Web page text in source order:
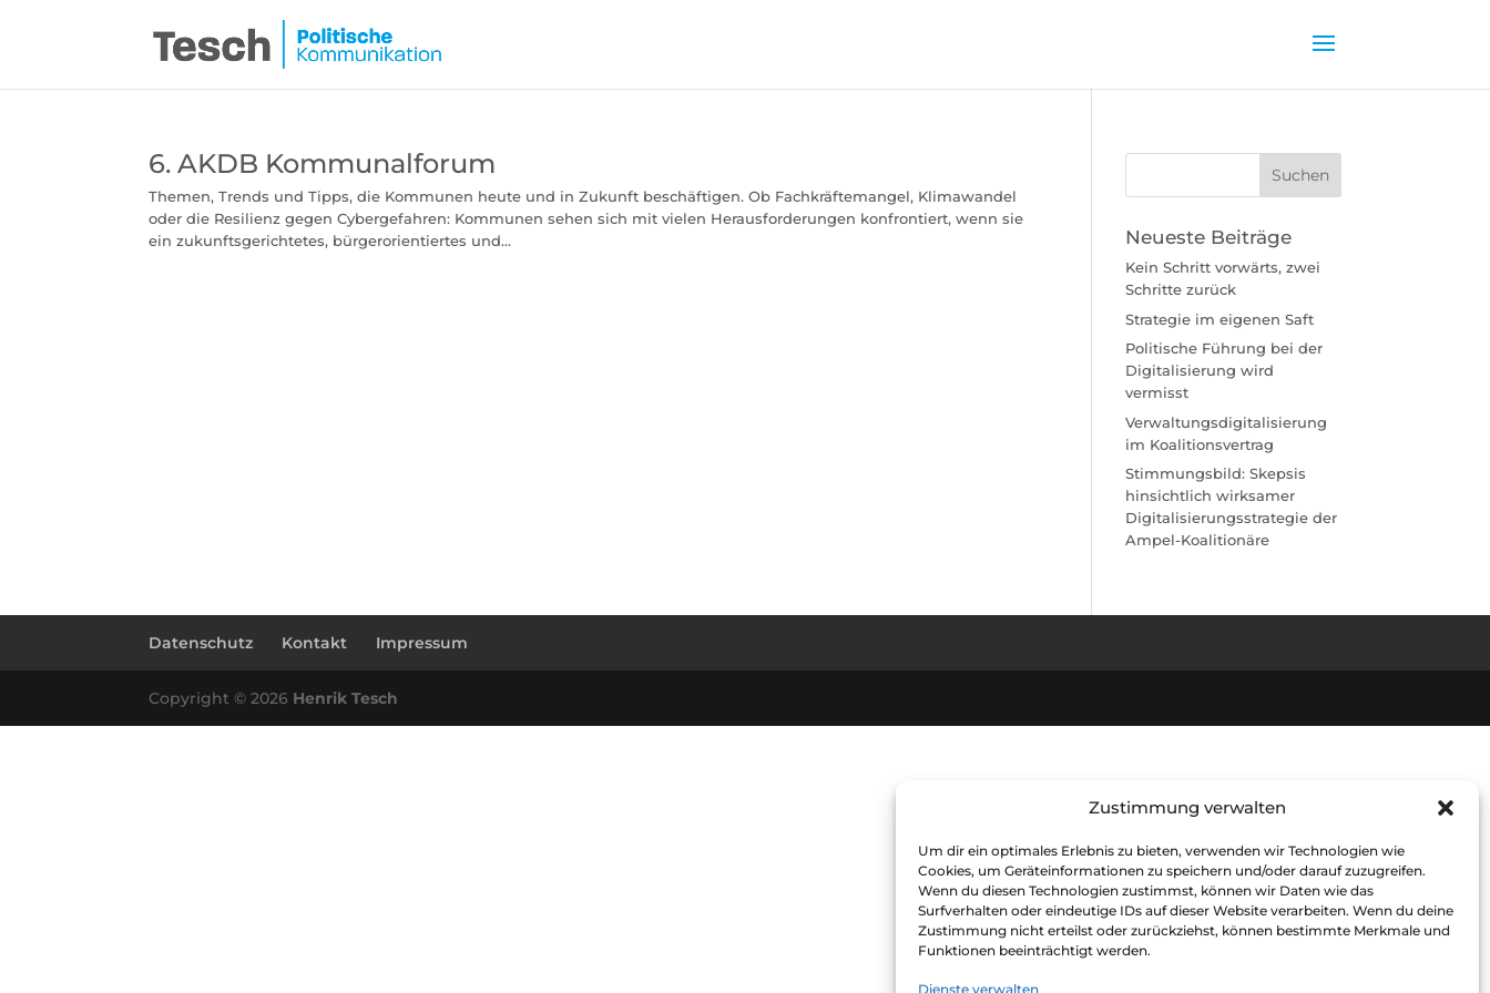
Zustimmung verwalten
Um dir ein optimales Erlebnis zu bieten, verwenden wir Technologien wie
Cookies, um Geräteinformationen zu speichern und/oder darauf zuzugreifen.
Wenn du diesen Technologien zustimmst, können wir Daten wie das
Surfverhalten oder eindeutige IDs auf dieser Website verarbeiten. Wenn du deine
Zustimmung nicht erteilst oder zurückziehst, können bestimmte Merkmale und
Funktionen beeinträchtigt werden.
Dienste verwalten
6. AKDB Kommunalforum
Themen, Trends und Tipps, die Kommunen heute und in Zukunft beschäftigen. Ob Fachkräftemangel, Klimawandel
oder die Resilienz gegen Cybergefahren: Kommunen sehen sich mit vielen Herausforderungen konfrontiert, wenn sie
ein zukunftsgerichtetes, bürgerorientiertes und...
Neueste Beiträge
Kein Schritt vorwärts, zwei
Schritte zurück
Strategie im eigenen Saft
Politische Führung bei der
Digitalisierung wird
vermisst
Verwaltungsdigitalisierung
im Koalitionsvertrag
Stimmungsbild: Skepsis
hinsichtlich wirksamer
Digitalisierungsstrategie der
Ampel-Koalitionäre
Datenschutz Kontakt Impressum
Copyright © 2026 Henrik Tesch